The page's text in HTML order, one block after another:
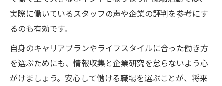
実際に働いているスタッフの声や企業の評判を参考にす
るのも有効です。
自身のキャリアプランやライフスタイルに合った働き方
を選ぶためにも、情報収集と企業研究を怠らないよう心
がけましょう。安心して働ける職場を選ぶことが、将来